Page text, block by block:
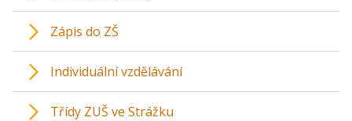
Zápis do ZŠ
Individuální vzdělávání
Třídy ZUŠ ve Strážku